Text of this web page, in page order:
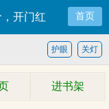
开门红 首页
关灯
护眼
进书架